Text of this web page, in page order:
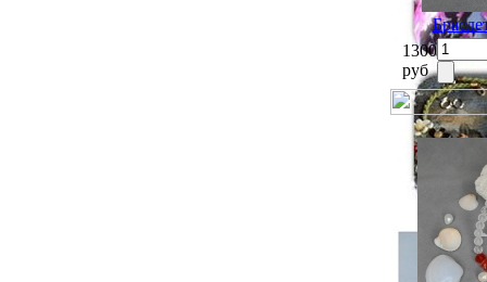
1300
руб